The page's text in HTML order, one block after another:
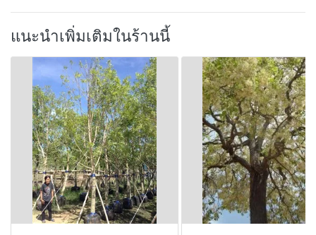
แนะนำเพิ่มเติมในร้านนี้